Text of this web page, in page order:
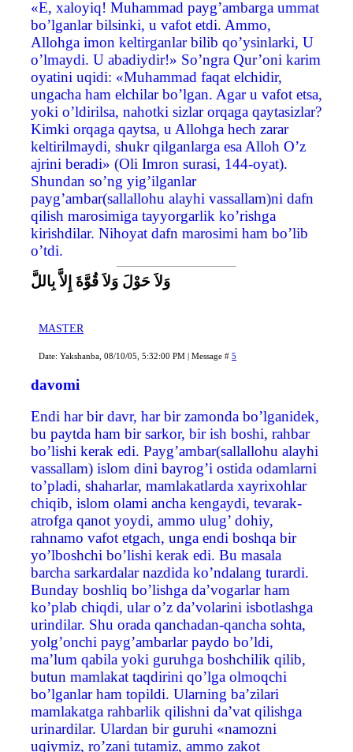
«E, xaloyiq! Muhammad payg’ambarga ummat
bo’lganlar bilsinki, u vafot etdi. Ammo,
Allohga imon keltirganlar bilib qo’ysinlarki, U
o’lmaydi. U abadiydir!» So’ngra Qur’oni karim
oyatini uqidi: «Muhammad faqat elchidir,
ungacha ham elchilar bo’lgan. Agar u vafot etsa,
yoki o’ldirilsa, nahotki sizlar orqaga qaytasizlar?
Kimki orqaga qaytsa, u Allohga hech zarar
keltirilmaydi, shukr qilganlarga esa Alloh O’z
ajrini beradi» (Oli Imron surasi, 144-oyat).
Shundan so’ng yig’ilganlar
payg’ambar(sallallohu alayhi vassallam)ni dafn
qilish marosimiga tayyorgarlik ko’rishga
kirishdilar. Nihoyat dafn marosimi ham bo’lib
o’tdi.
وَلاَ حَوْلَ وَلاَ قُوَّةَ إِلاَّ بِاللَّ
MASTER
Date: Yakshanba, 08/10/05, 5:32:00 PM | Message # 5
davomi
Endi har bir davr, har bir zamonda bo’lganidek,
bu paytda ham bir sarkor, bir ish boshi, rahbar
bo’lishi kerak edi. Payg’ambar(sallallohu alayhi
vassallam) islom dini bayrog’i ostida odamlarni
to’pladi, shaharlar, mamlakatlarda xayrixohlar
chiqib, islom olami ancha kengaydi, tevarak-
atrofga qanot yoydi, ammo ulug’ dohiy,
rahnamo vafot etgach, unga endi boshqa bir
yo’lboshchi bo’lishi kerak edi. Bu masala
barcha sarkardalar nazdida ko’ndalang turardi.
Bunday boshliq bo’lishga da’vogarlar ham
ko’plab chiqdi, ular o’z da’volarini isbotlashga
urindilar. Shu orada qanchadan-qancha sohta,
yolg’onchi payg’ambarlar paydo bo’ldi,
ma’lum qabila yoki guruhga boshchilik qilib,
butun mamlakat taqdirini qo’lga olmoqchi
bo’lganlar ham topildi. Ularning ba’zilari
mamlakatga rahbarlik qilishni da’vat qilishga
urinardilar. Ulardan bir guruhi «namozni
uqiymiz, ro’zani tutamiz, ammo zakot